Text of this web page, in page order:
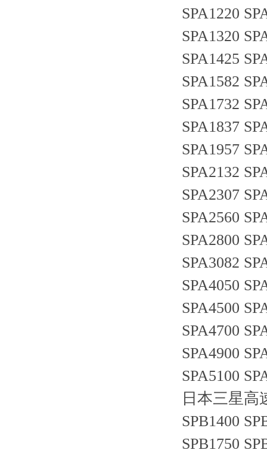
SPA1220
SPA1320
SPA1425
SPA1582
SPA1732
SPA1837
SPA1957
SPA2132
SPA2307
SPA2560
SPA2800
SPA3082
SPA4050
SPA4500
SPA4700
SPA4900
SPA5100
日本三星高
SPB1400
SPB1750